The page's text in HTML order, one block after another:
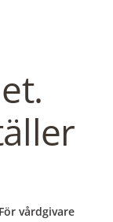
vårdgivare